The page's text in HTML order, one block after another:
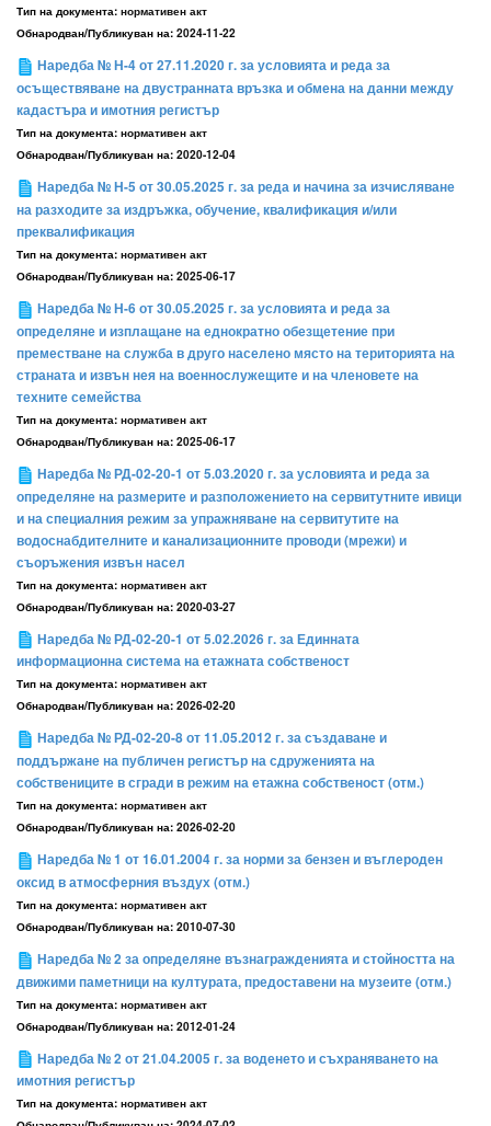
Тип на документа: нормативен акт
Обнародван/Публикуван на: 2024-11-22
Наредба № Н-4 от 27.11.2020 г. за условията и реда за
осъществяване на двустранната връзка и обмена на данни между
кадастъра и имотния регистър
Тип на документа: нормативен акт
Обнародван/Публикуван на: 2020-12-04
Наредба № Н-5 от 30.05.2025 г. за реда и начина за изчисляване
на разходите за издръжка, обучение, квалификация и/или
преквалификация
Тип на документа: нормативен акт
Обнародван/Публикуван на: 2025-06-17
Наредба № Н-6 от 30.05.2025 г. за условията и реда за
определяне и изплащане на еднократно обезщетение при
преместване на служба в друго населено място на територията на
страната и извън нея на военнослужещите и на членовете на
техните семейства
Тип на документа: нормативен акт
Обнародван/Публикуван на: 2025-06-17
Наредба № РД-02-20-1 от 5.03.2020 г. за условията и реда за
определяне на размерите и разположението на сервитутните ивици
и на специалния режим за упражняване на сервитутите на
водоснабдителните и канализационните проводи (мрежи) и
съоръжения извън насел
Тип на документа: нормативен акт
Обнародван/Публикуван на: 2020-03-27
Наредба № РД-02-20-1 от 5.02.2026 г. за Единната
информационна система на етажната собственост
Тип на документа: нормативен акт
Обнародван/Публикуван на: 2026-02-20
Наредба № РД-02-20-8 от 11.05.2012 г. за създаване и
поддържане на публичен регистър на сдруженията на
собствениците в сгради в режим на етажна собственост (отм.)
Тип на документа: нормативен акт
Обнародван/Публикуван на: 2026-02-20
Наредба № 1 от 16.01.2004 г. за норми за бензен и въглероден
оксид в атмосферния въздух (отм.)
Тип на документа: нормативен акт
Обнародван/Публикуван на: 2010-07-30
Наредба № 2 за определяне възнагражденията и стойността на
движими паметници на културата, предоставени на музеите (отм.)
Тип на документа: нормативен акт
Обнародван/Публикуван на: 2012-01-24
Наредба № 2 от 21.04.2005 г. за воденето и съхраняването на
имотния регистър
Тип на документа: нормативен акт